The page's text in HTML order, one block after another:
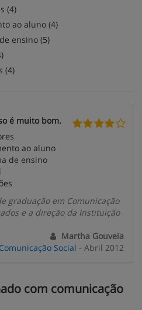
(4)
ao aluno (4)
ensino (5)
(4)
é muito bom.
ao aluno
de ensino
graduação em Comunicação
e a direção da Instituição
Martha Gouveia
Social - Abril 2012
com comunicação